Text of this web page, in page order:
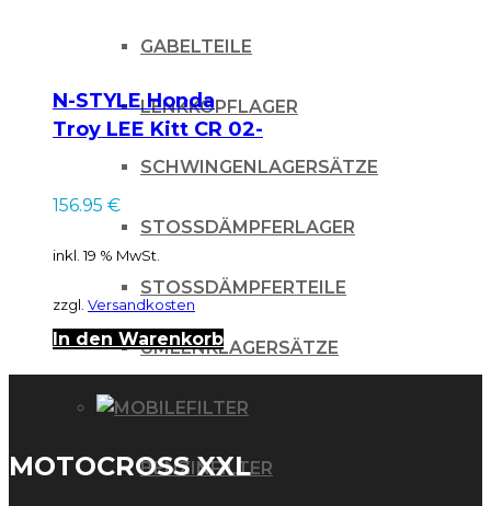
GABELTEILE
LENKKOPFLAGER
SCHWINGENLAGERSÄTZE
STOSSDÄMPFERLAGER
STOSSDÄMPFERTEILE
UMLENKLAGERSÄTZE
FILTER
BENZINFILTER
N-STYLE Honda
Troy LEE Kitt CR 02-
07 weißer
Sitzbezug
156.95 €
inkl. 19 % MwSt.
zzgl. Versandkosten
In den Warenkorb
MOTOCROSS XXL